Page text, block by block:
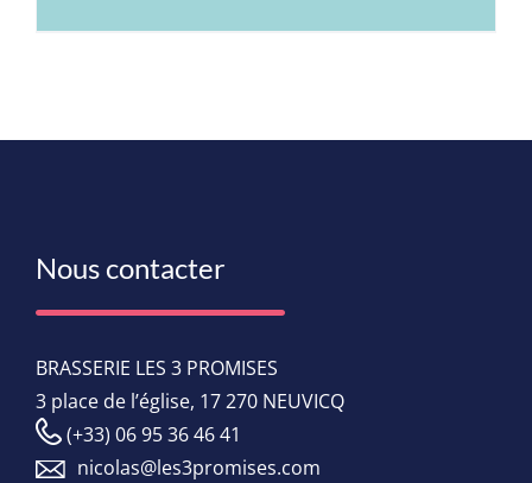
Nous contacter
BRASSERIE LES 3 PROMISES
3 place de l’église, 17 270 NEUVICQ
(+33) 06 95 36 46 41
nicolas@les3promises.com